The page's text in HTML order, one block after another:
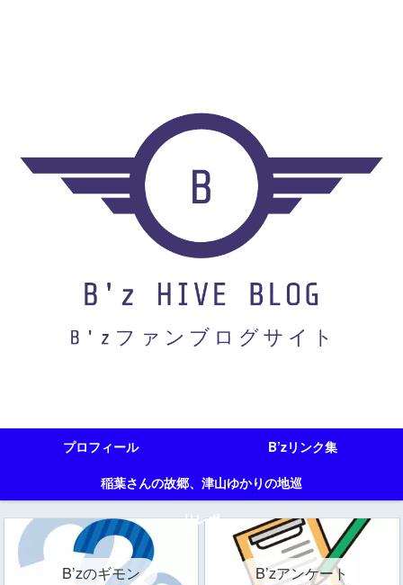
プロフィール
B’zリンク集
稲葉さんの故郷、津山ゆかりの地巡
りレポ
B’zのギモン B’zアンケート